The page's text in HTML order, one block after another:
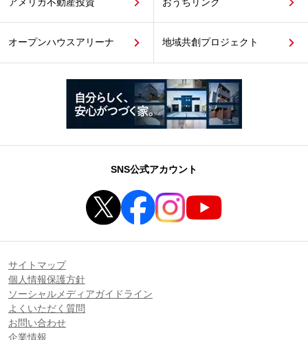
オープンハウスアリーナ 地域共創プロジェクト
SNS公式アカウント
サイトマップ
個人情報保護方針
ソーシャルメディアガイドライン
よくいただく質問
お問い合わせ
企業情報